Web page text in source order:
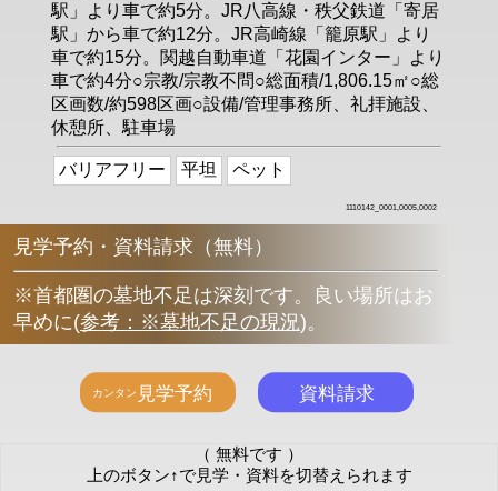
駅」より車で約5分。JR八高線・秩父鉄道「寄居
駅」から車で約12分。JR高崎線「籠原駅」より
車で約15分。関越自動車道「花園インター」より
車で約4分○宗教/宗教不問○総面積/1,806.15㎡○総
区画数/約598区画○設備/管理事務所、礼拝施設、
休憩所、駐車場
バリアフリー 平坦 ペット
1110142_0001,0005,0002
見学予約・資料請求（無料）
※首都圏の墓地不足は深刻です。良い場所はお
早めに(参考：※墓地不足の現況)。
（ 無料です ）
上のボタン↑で見学・資料を切替えられます